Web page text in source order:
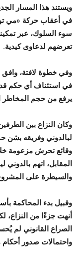
ويستند هذا المسار
في أعقاب حركة «مي
سوء السلوك، عبر
تعرضهم لدعاوى كيدية.
وفي خطوة لافتة،
في استئناف أي حكم قد
يرفع من حجم المخاطر
وكان النزاع بين
لبالدوني وفريقه بشن
وقائع تحرش مزعومة
المقابل، اتهم
والسيطرة على
وقبيل بدء المحاكمة
أنهت جزءًا من النزاع،
الصراع القانوني لم
واحتمالات صدور أحكام